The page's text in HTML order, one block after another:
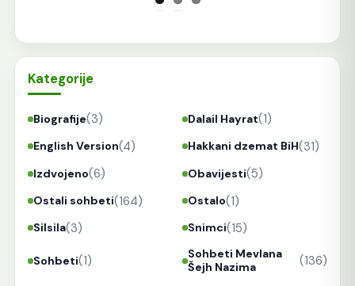
Kategorije
Biografije(3) Dalail Hayrat(1)
English Version(4) Hakkani dzemat BiH(31)
Izdvojeno(6) Obavijesti(5)
Ostali sohbeti(164) Ostalo(1)
Silsila(3) Snimci(15)
Sohbeti(1)
Sohbeti Mevlana
Šejh Nazima
(136)